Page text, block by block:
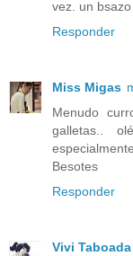
vez. un bsazo
Responder
Miss Migas
Menudo
galletas..
Besotes
Responder
Vivi Taboada